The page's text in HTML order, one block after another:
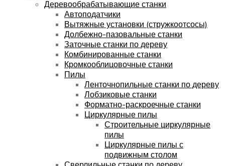
Деревообрабатывающие станки
Автоподатчики
Вытяжные установки (стружкоотсосы)
Долбежно-пазовальные станки
Заточные станки по дереву
Комбинированные станки
Кромкооблицовочные станки
Пилы
Ленточнопильные станки по дереву
Лобзиковые станки
Форматно-раскроечные станки
Циркулярные пилы
Строительные циркулярные
пилы
Циркулярные пилы с
подвижным столом